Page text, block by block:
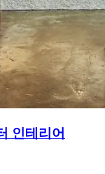
인테리어